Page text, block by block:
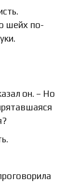
шейх по-
он. – Но